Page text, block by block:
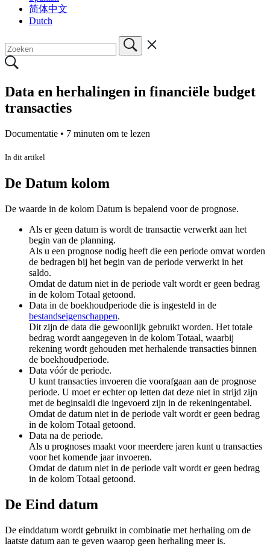
简体中文
Dutch
Data en herhalingen in financiële budget
transacties
Documentatie • 7 minuten om te lezen
In dit artikel
De Datum kolom
De waarde in de kolom Datum is bepalend voor de prognose.
Als er geen datum is wordt de transactie verwerkt aan het
begin van de planning.
Als u een prognose nodig heeft die een periode omvat worden
de bedragen bij het begin van de periode verwerkt in het
saldo.
Omdat de datum niet in de periode valt wordt er geen bedrag
in de kolom Totaal getoond.
Data in de boekhoudperiode die is ingesteld in de
bestandseigenschappen.
Dit zijn de data die gewoonlijk gebruikt worden. Het totale
bedrag wordt aangegeven in de kolom Totaal, waarbij
rekening wordt gehouden met herhalende transacties binnen
de boekhoudperiode.
Data vóór de periode.
U kunt transacties invoeren die voorafgaan aan de prognose
periode. U moet er echter op letten dat deze niet in strijd zijn
met de beginsaldi die ingevoerd zijn in de rekeningentabel.
Omdat de datum niet in de periode valt wordt er geen bedrag
in de kolom Totaal getoond.
Data na de periode.
Als u prognoses maakt voor meerdere jaren kunt u transacties
voor het komende jaar invoeren.
Omdat de datum niet in de periode valt wordt er geen bedrag
in de kolom Totaal getoond.
De Eind datum
De einddatum wordt gebruikt in combinatie met herhaling om de
laatste datum aan te geven waarop geen herhaling meer is.